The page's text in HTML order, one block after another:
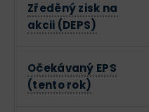
Zředěný zisk na
akcii (DEPS)
Očekávaný EPS
(tento rok)